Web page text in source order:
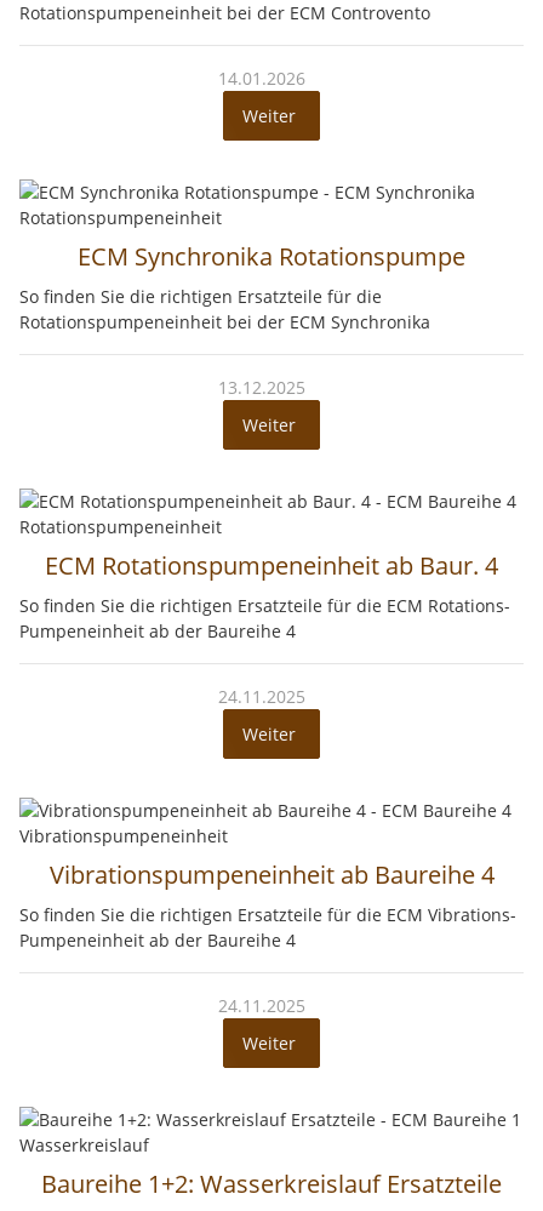
Rotationspumpeneinheit bei der ECM Controvento
14.01.2026
Weiter
ECM Synchronika Rotationspumpe
So finden Sie die richtigen Ersatzteile für die
Rotationspumpeneinheit bei der ECM Synchronika
13.12.2025
Weiter
ECM Rotationspumpeneinheit ab Baur. 4
So finden Sie die richtigen Ersatzteile für die ECM Rotations-
Pumpeneinheit ab der Baureihe 4
24.11.2025
Weiter
Vibrationspumpeneinheit ab Baureihe 4
So finden Sie die richtigen Ersatzteile für die ECM Vibrations-
Pumpeneinheit ab der Baureihe 4
24.11.2025
Weiter
Baureihe 1+2: Wasserkreislauf Ersatzteile